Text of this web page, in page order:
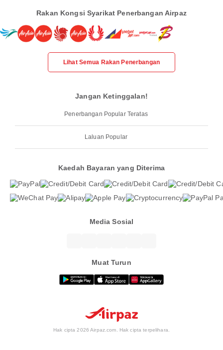
Rakan Kongsi Syarikat Penerbangan Airpaz
Lihat Semua Rakan Penerbangan
Jangan Ketinggalan!
Penerbangan Popular Teratas
Laluan Popular
Kaedah Bayaran yang Diterima
Media Sosial
Muat Turun
Hak cipta 2026 Airpaz.com. Hak cipta terpelihara.